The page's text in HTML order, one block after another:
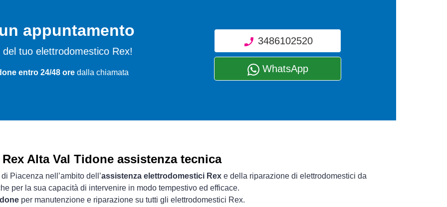
appuntamento
tuo elettrodomestico Rex!
entro 24/48 oredalla chiamata
3486102520
WhatsApp
Rex Alta Val Tidone assistenza tecnica
Piacenza nell’ambito dell’assistenza elettrodomestici Rex e della riparazione di elettrodomestici da
per la sua capacità di intervenire in modo tempestivo ed efficace.
per manutenzione e riparazione su tutti gli elettrodomestici Rex.